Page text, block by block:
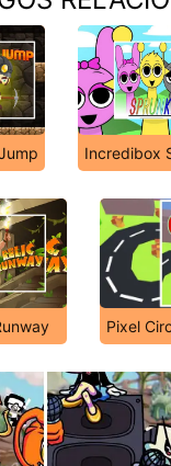
Incredibox
Pixel